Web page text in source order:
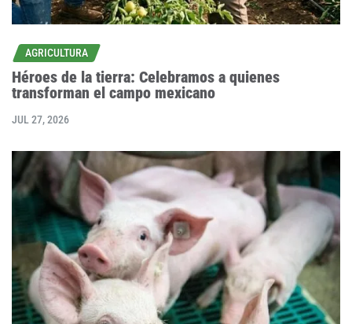
AGRICULTURA
Héroes de la tierra: Celebramos a quienes
transforman el campo mexicano
JUL 27, 2026